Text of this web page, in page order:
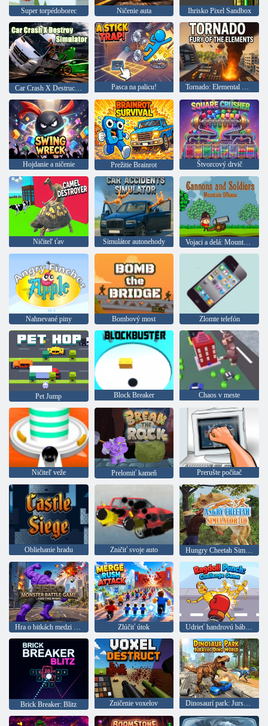
Super torpédoborec Ničenie auta Ihrisko Pixel Sandbox
Pasca na palicu! Tornado: Elemental Fury
Hojdanie a ničenie Prežitie Brainrot Štvorcový drvič
Ničiteľ ťav Simulátor autonehody Vojaci a delá: Mountain útok
Nahnevané piny Bombový most Zlomte telefón
Pet Jump Block Breaker Chaos v meste
Ničiteľ veže Prelomiť kameň Prerušte počítač
Obliehanie hradu Zničiť svoje auto Hungry Cheetah Simulator 3D
Zlúčiť útok
Brick Breaker: Blitz Zničenie voxelov Dinosaurí park: Jurský svet